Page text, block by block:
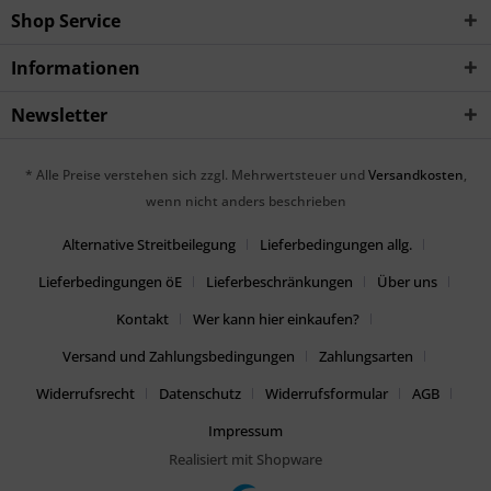
Shop Service
Informationen
Newsletter
* Alle Preise verstehen sich zzgl. Mehrwertsteuer und Versandkosten,
wenn nicht anders beschrieben
Alternative Streitbeilegung
Lieferbedingungen allg.
Lieferbedingungen öE
Lieferbeschränkungen
Über uns
Kontakt
Wer kann hier einkaufen?
Versand und Zahlungsbedingungen
Zahlungsarten
Widerrufsrecht
Datenschutz Widerrufsformular
AGB
Impressum
Realisiert mit Shopware